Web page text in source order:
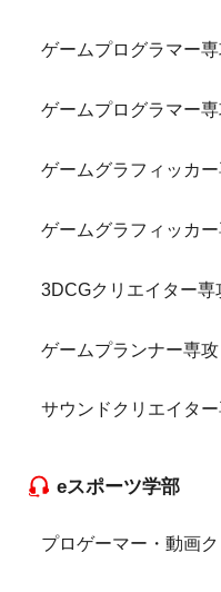
ゲームプログラマー専
ゲームプログラマー専
ゲームグラフィッカー
ゲームグラフィッカー
3DCGクリエイター専
ゲームプランナー専攻
サウンドクリエイター
eスポーツ学部
プロゲーマー・動画